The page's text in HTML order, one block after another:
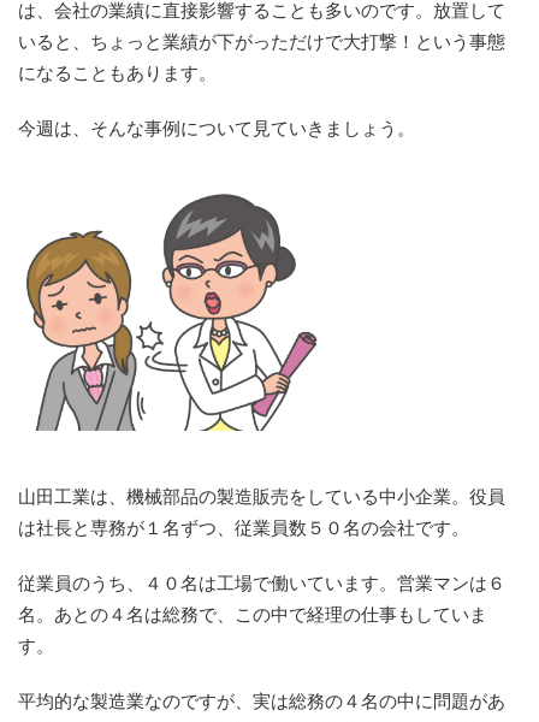
は、会社の業績に直接影響することも多いのです。放置して
いると、ちょっと業績が下がっただけで大打撃！という事態
になることもあります。
今週は、そんな事例について見ていきましょう。
山田工業は、機械部品の製造販売をしている中小企業。役員
は社長と専務が１名ずつ、従業員数５０名の会社です。
従業員のうち、４０名は工場で働いています。営業マンは６
名。あとの４名は総務で、この中で経理の仕事もしていま
す。
平均的な製造業なのですが、実は総務の４名の中に問題があ